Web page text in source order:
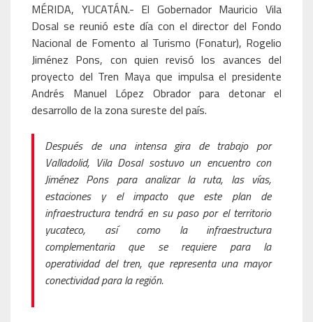
MÉRIDA, YUCATÁN.- El Gobernador Mauricio Vila
Dosal se reunió este día con el director del Fondo
Nacional de Fomento al Turismo (Fonatur), Rogelio
Jiménez Pons, con quien revisó los avances del
proyecto del Tren Maya que impulsa el presidente
Andrés Manuel López Obrador para detonar el
desarrollo de la zona sureste del país.
Después de una intensa gira de trabajo por
Valladolid, Vila Dosal sostuvo un encuentro con
Jiménez Pons para analizar la ruta, las vías,
estaciones y el impacto que este plan de
infraestructura tendrá en su paso por el territorio
yucateco, así como la infraestructura
complementaria que se requiere para la
operatividad del tren, que representa una mayor
conectividad para la región.